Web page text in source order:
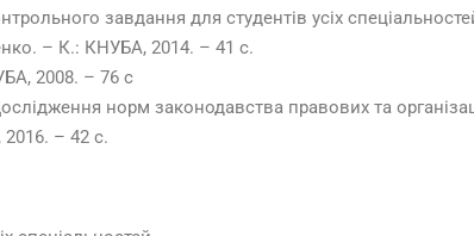
завдання для студентів усіх
– К.: КНУБА, 2014. – 41 с.
2008. – 76 с
норм законодавства правових та
– 42 с.